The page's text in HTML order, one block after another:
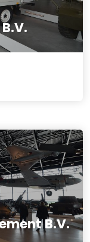
B.V.